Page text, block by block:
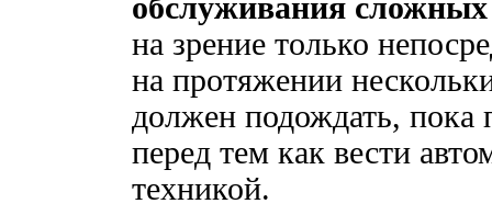
обслуживания
на зрение только
на протяжении
должен подождать, пока
перед тем как вести
техникой.